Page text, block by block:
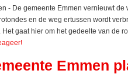
- De gemeente Emmen vernieuwt
en de weg ertussen wordt
Het gaat hier om het gedeelte van de
Emmen